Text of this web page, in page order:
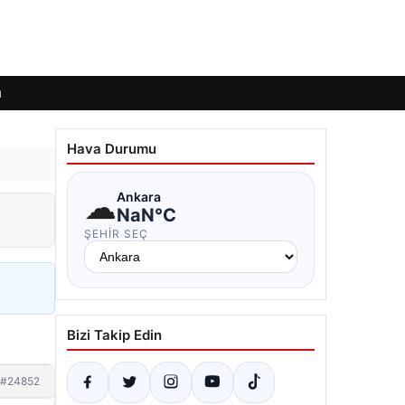
#24852
Hava Durumu
☁Ankara
NaN°C
ŞEHIR SEÇ
Bizi Takip Edin